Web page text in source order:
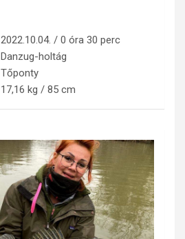
2022.10.04. / 0 óra 30 perc
Danzug-holtág
Tőponty
17,16 kg / 85 cm